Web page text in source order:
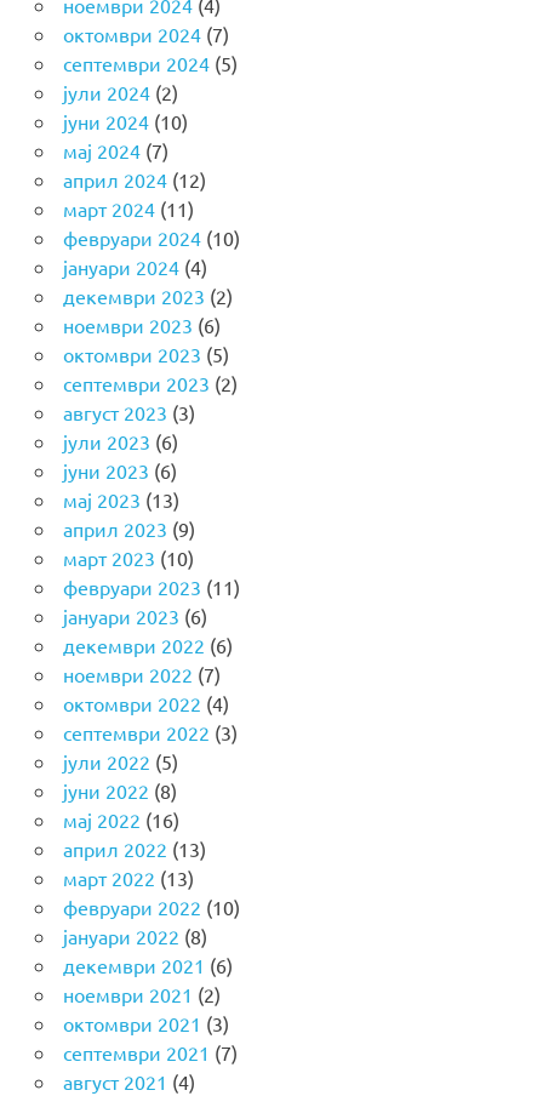
октомври 2024(7)
септември 2024(5)
јули 2024(2)
јуни 2024(10)
мај 2024(7)
април 2024(12)
март 2024(11)
февруари 2024(10)
јануари 2024(4)
декември 2023 (2)
ноември 2023 (6)
октомври 2023 (5)
септември 2023 (2)
август 2023 (3)
јули 2023 (6)
јуни 2023 (6)
мај 2023 (13)
април 2023 (9)
март 2023 (10)
февруари 2023 (11)
јануари 2023 (6)
декември 2022 (6)
ноември 2022 (7)
октомври 2022 (4)
септември 2022 (3)
јули 2022 (5)
јуни 2022 (8)
мај 2022 (16)
април 2022 (13)
март 2022 (13)
февруари 2022 (10)
јануари 2022 (8)
декември 2021 (6)
ноември 2021 (2)
октомври 2021 (3)
септември 2021 (7)
август 2021 (4)